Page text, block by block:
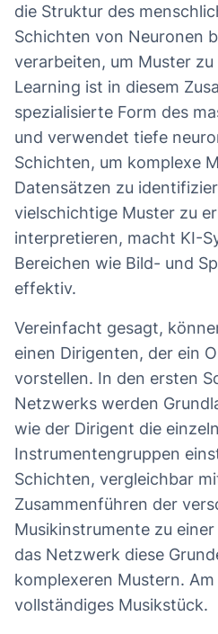
die Struktur des
Schichten von Neuronen
verarbeiten, um Muster zu
Learning ist in diesem
spezialisierte Form des
und verwendet tiefe
Schichten, um komplexe
Datensätzen zu
vielschichtige Muster zu
interpretieren, macht KI-
Bereichen wie Bild- und
effektiv.
Vereinfacht gesagt,
einen Dirigenten, der ein
vorstellen. In den ersten
Netzwerks werden
wie der Dirigent die
Instrumentengruppen
Schichten, vergleichbar
Zusammenführen der
Musikinstrumente zu
das Netzwerk diese
komplexeren Mustern.
vollständiges Musikstück.